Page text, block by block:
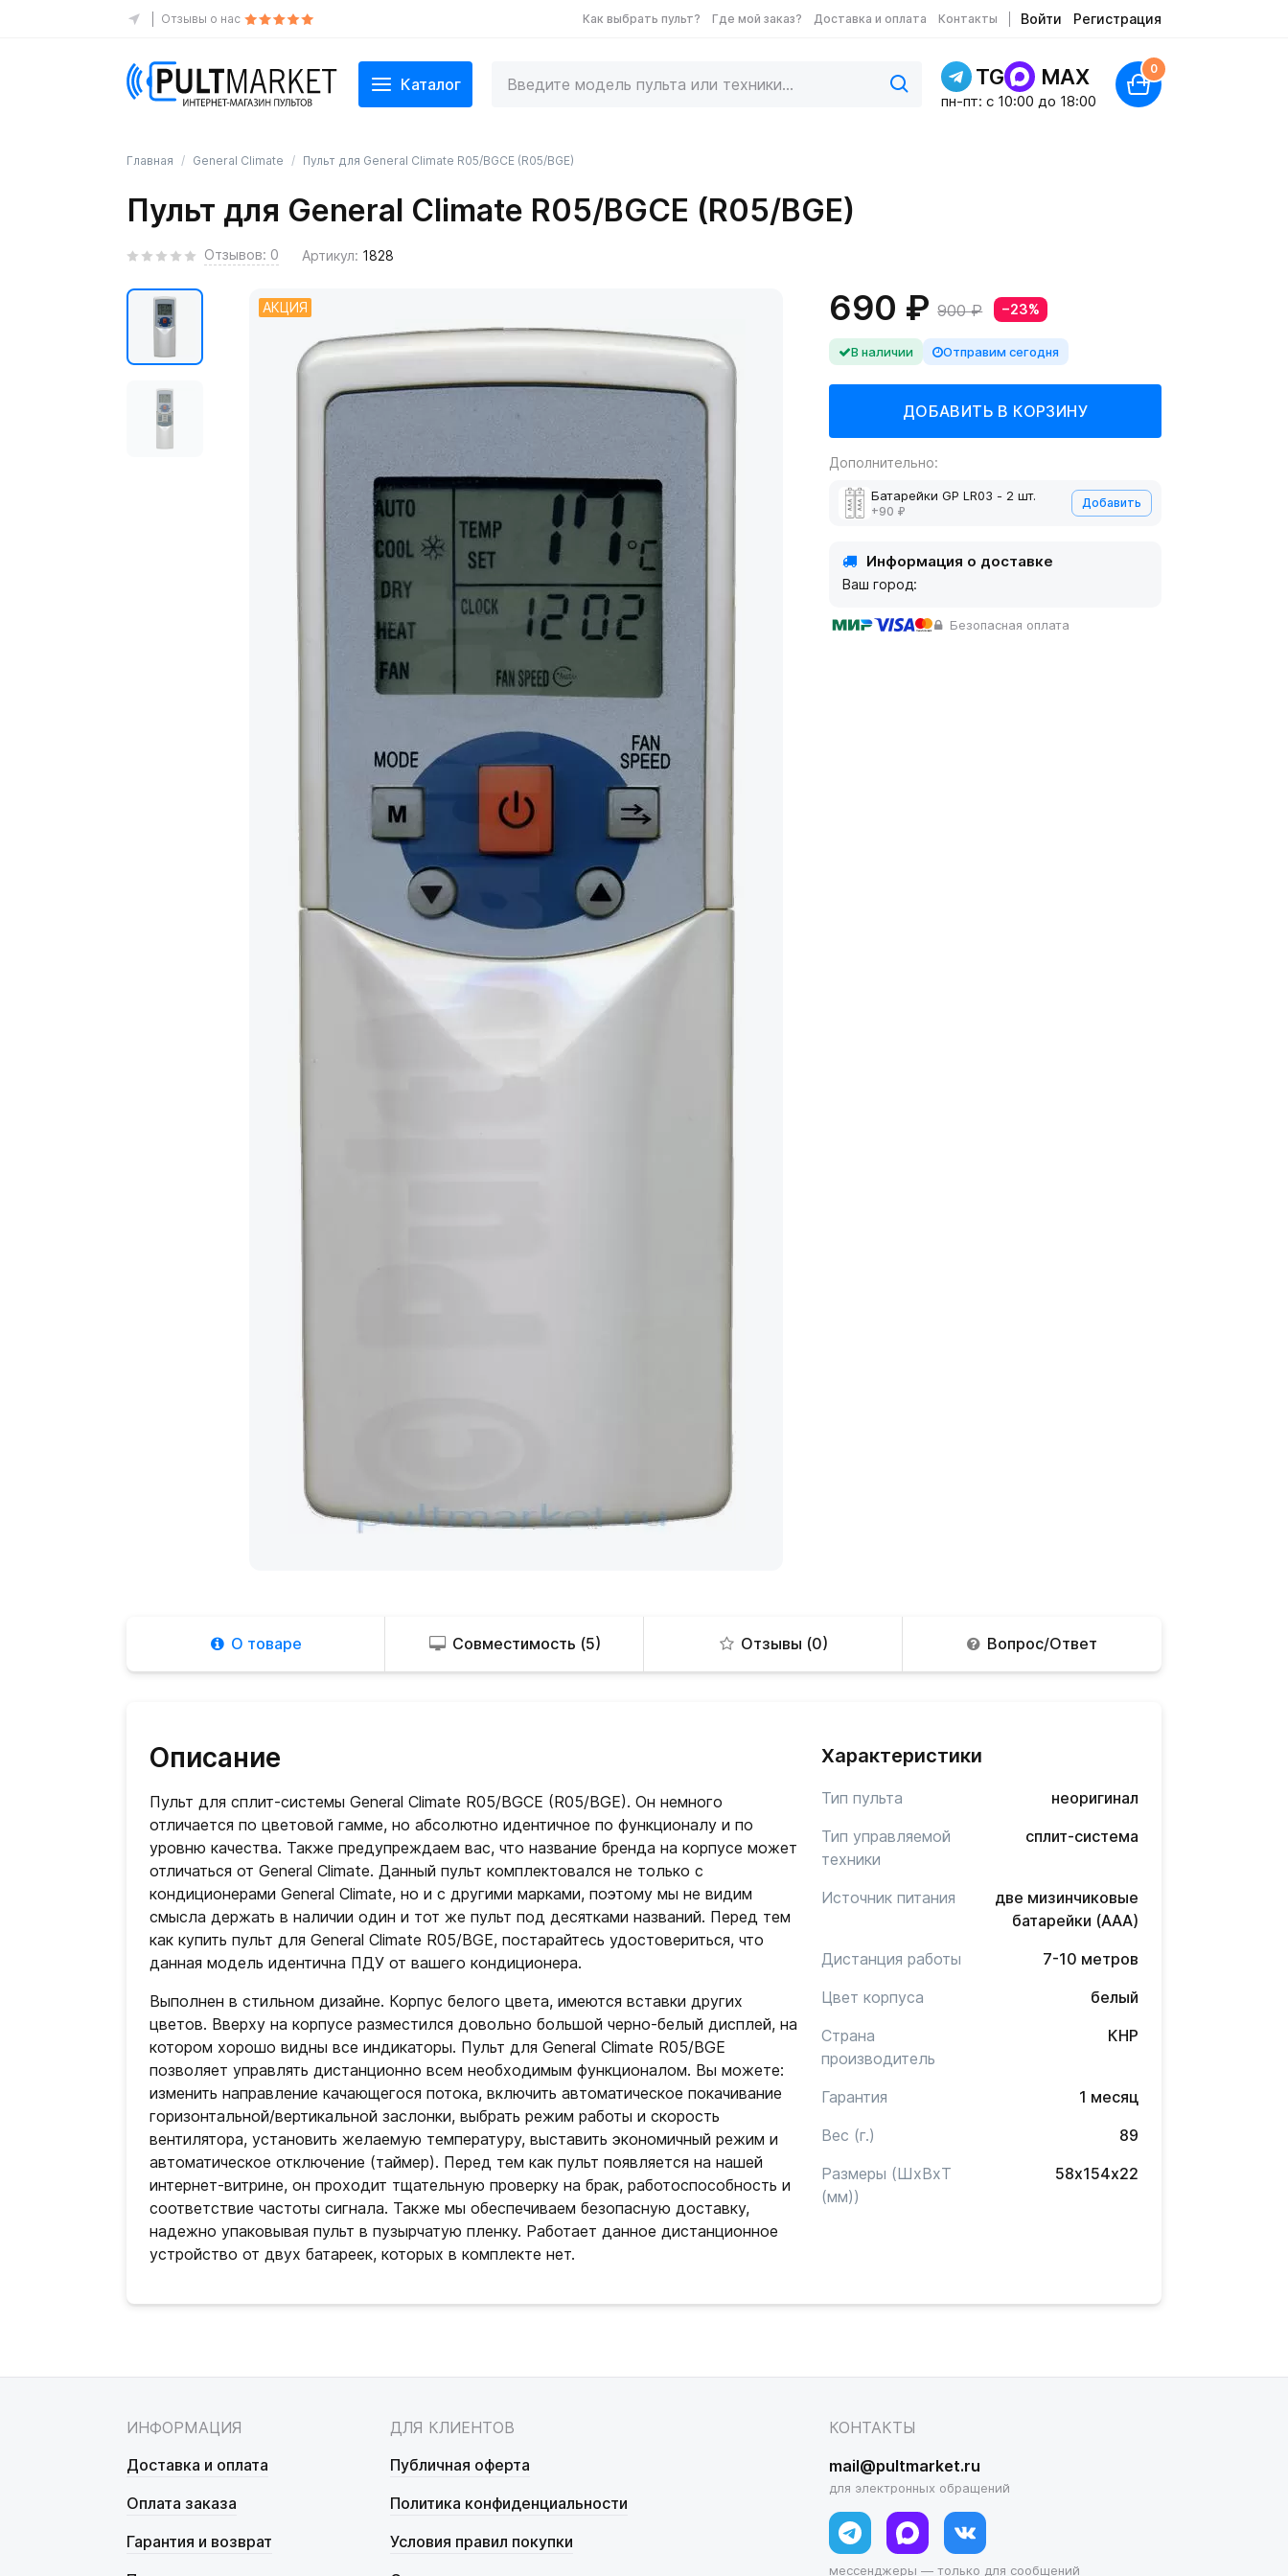
Отзывы о нас Как выбрать пульт? Где мой заказ? Доставка и оплата Контакты Войти Регистрация
Каталог TG MAX
пн-пт: c 10:00 до 18:00
0
Главная General Climate Пульт для General Climate R05/BGCE (R05/BGE)
Пульт для General Climate R05/BGCE (R05/BGE)
Отзывов: 0 Артикул: 1828
АКЦИЯ 690 ₽ 900 ₽ −23%
В наличии Отправим сегодня
Дополнительно:
Батарейки GP LR03 - 2 шт.
+90 ₽
Добавить
Информация о доставке
Ваш город:
Безопасная оплата
О товаре Совместимость (5) Отзывы (0) Вопрос/Ответ
Описание
Пульт для сплит-системы General Climate R05/BGCE (R05/BGE). Он немного
отличается по цветовой гамме, но абсолютно идентичное по функционалу и по
уровню качества. Также предупреждаем вас, что название бренда на корпусе может
отличаться от General Climate. Данный пульт комплектовался не только с
кондиционерами General Climate, но и с другими марками, поэтому мы не видим
смысла держать в наличии один и тот же пульт под десятками названий. Перед тем
как купить пульт для General Climate R05/BGE, постарайтесь удостовериться, что
данная модель идентична ПДУ от вашего кондиционера.
Выполнен в стильном дизайне. Корпус белого цвета, имеются вставки других
цветов. Вверху на корпусе разместился довольно большой черно-белый дисплей, на
котором хорошо видны все индикаторы. Пульт для General Climate R05/BGE
позволяет управлять дистанционно всем необходимым функционалом. Вы можете:
изменить направление качающегося потока, включить автоматическое покачивание
горизонтальной/вертикальной заслонки, выбрать режим работы и скорость
вентилятора, установить желаемую температуру, выставить экономичный режим и
автоматическое отключение (таймер). Перед тем как пульт появляется на нашей
интернет-витрине, он проходит тщательную проверку на брак, работоспособность и
соответствие частоты сигнала. Также мы обеспечиваем безопасную доставку,
надежно упаковывая пульт в пузырчатую пленку. Работает данное дистанционное
устройство от двух батареек, которых в комплекте нет.
Характеристики
Тип пульта
неоригинал
Тип управляемой
техники
сплит-система
Источник питания
две мизинчиковые
батарейки (AAA)
Дистанция работы
7-10 метров
Цвет корпуса
белый
Страна
производитель
КНР
Гарантия
1 месяц
Вес (г.)
89
Размеры (ШxВxТ
(мм))
58х154х22
ИНФОРМАЦИЯ
Доставка и оплата
Оплата заказа
Гарантия и возврат
ДЛЯ КЛИЕНТОВ
Публичная оферта
Политика конфиденциальности
Условия правил покупки
КОНТАКТЫ
mail@pultmarket.ru
для электронных обращений
мессенджеры — только для сообщений